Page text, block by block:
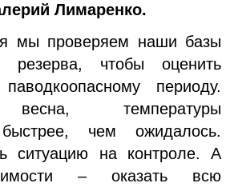
Лимаренко.
проверяем наши базы
резерва, чтобы оценить
периоду.
весна, температуры
чем ожидалось.
ситуацию на контроле. А
– оказать всю